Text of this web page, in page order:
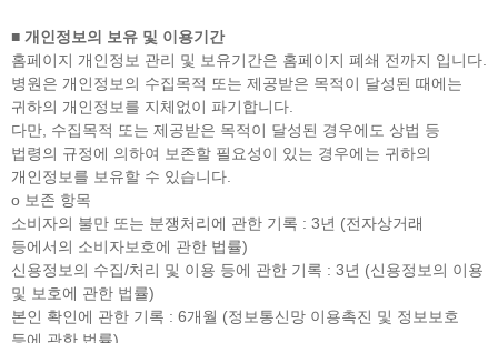
■ 개인정보의 보유 및 이용기간
홈페이지 개인정보 관리 및 보유기간은 홈페이지 폐쇄 전까지 입니다.
병원은 개인정보의 수집목적 또는 제공받은 목적이 달성된 때에는
귀하의 개인정보를 지체없이 파기합니다.
다만, 수집목적 또는 제공받은 목적이 달성된 경우에도 상법 등
법령의 규정에 의하여 보존할 필요성이 있는 경우에는 귀하의
개인정보를 보유할 수 있습니다.
ο 보존 항목
소비자의 불만 또는 분쟁처리에 관한 기록 : 3년 (전자상거래
등에서의 소비자보호에 관한 법률)
신용정보의 수집/처리 및 이용 등에 관한 기록 : 3년 (신용정보의 이용
및 보호에 관한 법률)
본인 확인에 관한 기록 : 6개월 (정보통신망 이용촉진 및 정보보호